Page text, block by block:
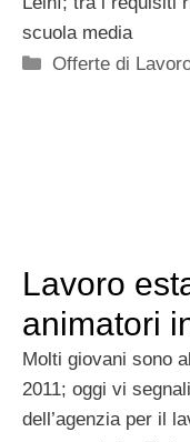
scuola media
Categorie
Offerte di
Lavoro
animatori
Molti giovani sono
2011; oggi vi
dell’agenzia per il